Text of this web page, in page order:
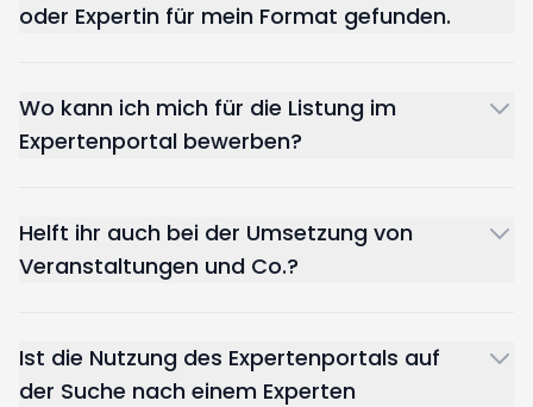
oder Expertin für mein Format gefunden.
Wo kann ich mich für die Listung im
Expertenportal bewerben?
Helft ihr auch bei der Umsetzung von
Veranstaltungen und Co.?
Ist die Nutzung des Expertenportals auf
der Suche nach einem Experten